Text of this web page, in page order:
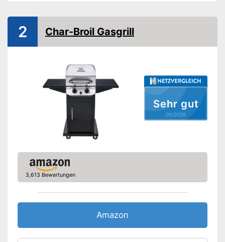
Piezozündung
Temperaturanzeige
Gewicht
Verfügt über eine
Amazon Lieferzeit
Sehr gut
05/2026
2 Char-Broil Gasgrill
3,613 Bewertungen
Amazon